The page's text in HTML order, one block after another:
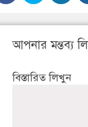
আপনার মন্তব্য
বিস্তারিত লিখুন